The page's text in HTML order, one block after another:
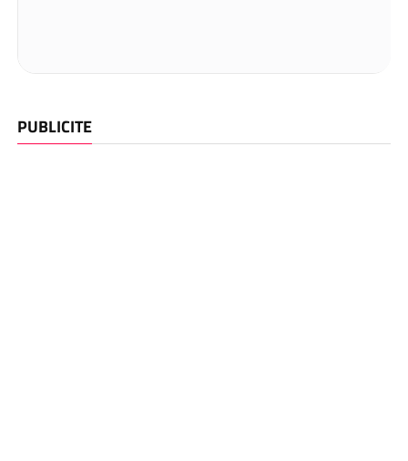
PUBLICITE